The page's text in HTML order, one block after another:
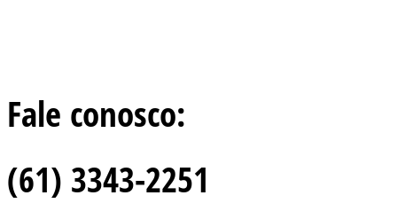
Fale conosco:
(61) 3343-2251